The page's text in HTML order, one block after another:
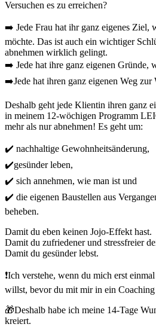
Versuchen es zu erreichen?
➡️ Jede Frau hat ihr ganz eigenes Ziel,
möchte. Das ist auch ein wichtiger
abnehmen wirklich gelingt.
➡️ Jede hat ihre ganz eigenen Gründe,
➡️Jede hat ihren ganz eigenen Weg zur
Deshalb geht jede Klientin ihren ganz
in meinem 12-wöchigen Programm
mehr als nur abnehmen! Es geht um:
✔️ nachhaltige Gewohnheitsänderung,
✔️gesünder leben,
✔️ sich annehmen, wie man ist und
✔️ die eigenen Baustellen aus
beheben.
Damit du eben keinen Jojo-Effekt hast.
Damit du zufriedener und stressfreier
Damit du gesünder lebst.
❗️Ich verstehe, wenn du mich erst
willst, bevor du mit mir in ein Coaching
🎁Deshalb habe ich meine 14-Tage
kreiert.